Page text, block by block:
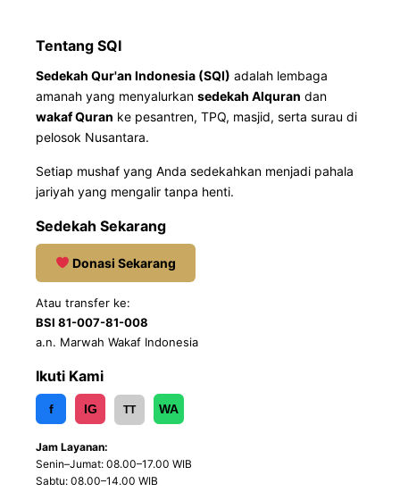
Tentang SQI
Sedekah Qur'an Indonesia (SQI) adalah lembaga
amanah yang menyalurkan sedekah Alquran dan
wakaf Quran ke pesantren, TPQ, masjid, serta surau di
pelosok Nusantara.
Setiap mushaf yang Anda sedekahkan menjadi pahala
jariyah yang mengalir tanpa henti.
Sedekah Sekarang
Donasi Sekarang
Atau transfer ke:
BSI 81-007-81-008
a.n. Marwah Wakaf Indonesia
Ikuti Kami
f IG TT WA
Jam Layanan:
Senin–Jumat: 08.00–17.00 WIB
Sabtu: 08.00–14.00 WIB